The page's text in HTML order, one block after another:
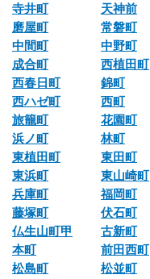
寺井町 天神前
磨屋町
常磐町
中間町
中野町
成合町
西植田町
西春日町
錦町
西ハゼ町
西町
旅籠町
花園町
浜ノ町
林町
東植田町
東田町
東浜町
東山崎町
兵庫町
福岡町
藤塚町
伏石町
仏生山町甲
古新町
本町
前田西町
松島町
松並町